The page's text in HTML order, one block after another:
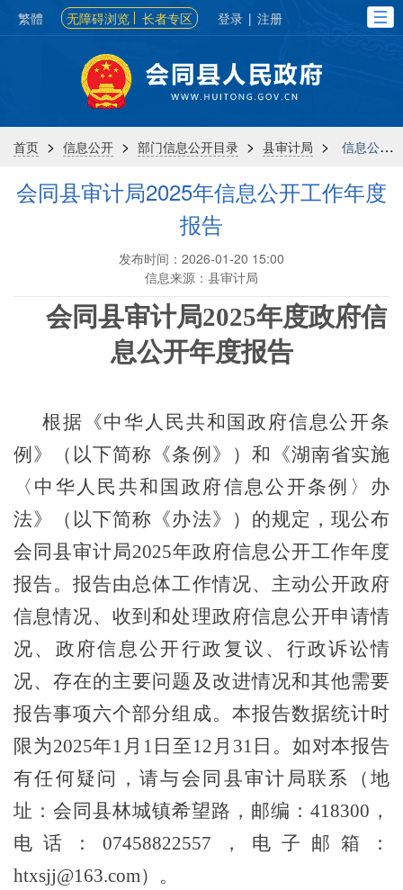
繁體 无障碍浏览 长者专区 登录 | 注册
首页 > 信息公开 > 部门信息公开目录 > 县审计局 > 信息公开年报
会同县审计局2025年信息公开工作年度
报告
发布时间：2026-01-20 15:00
信息来源：县审计局
会同县审计局2025年度政府信
息公开年度报告
根据《中华人民共和国政府信息公开条
例》（以下简称《条例》）和《湖南省实施
〈中华人民共和国政府信息公开条例〉办
法》（以下简称《办法》）的规定，现公布
会同县审计局2025年政府信息公开工作年度
报告。报告由总体工作情况、主动公开政府
信息情况、收到和处理政府信息公开申请情
况、政府信息公开行政复议、行政诉讼情
况、存在的主要问题及改进情况和其他需要
报告事项六个部分组成。本报告数据统计时
限为2025年1 月 1日至12月31日。如对本报告
有任何疑问，请与会同 县审计局联系（地
址： 会同县林城镇希望路 ，邮编： 418300，
电话： 07458822557 ，电子邮箱：
htxsjj@163.com）。